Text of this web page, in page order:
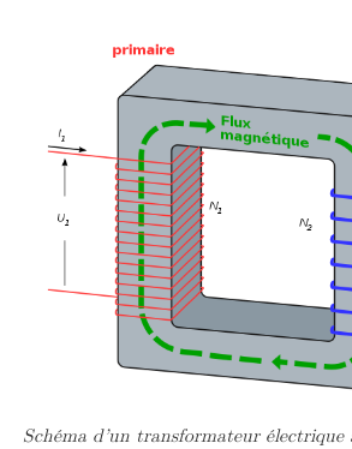
Schéma d’un transformateur électrique